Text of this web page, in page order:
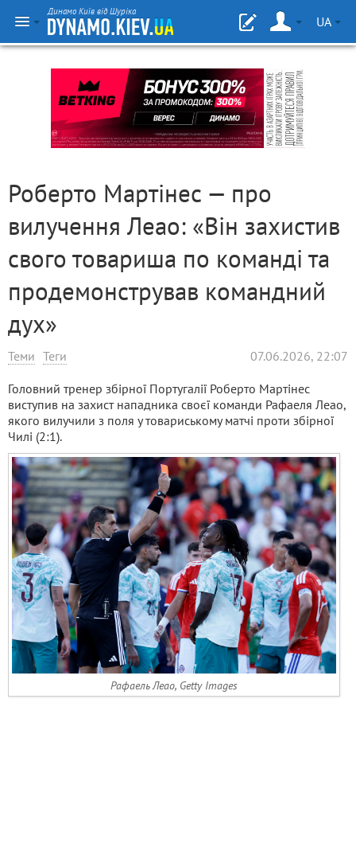
Динамо Київ від Шуріка
UA
Роберто Мартінес — про
вилучення Леао: «Він захистив
свого товариша по команді та
продемонстрував командний
дух»
Теми Теги 07.06.2026, 22:07
Головний тренер збірної Португалії Роберто Мартінес
виступив на захист нападника своєї команди Рафаеля Леао,
якого вилучили з поля у товариському матчі проти збірної
Чилі (2:1).
Рафаель Леао, Getty Images